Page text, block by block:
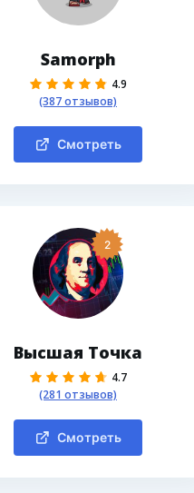
Samorph
4.9
(387 отзывов)
Смотреть
2
Высшая Точка
4.7
(281 отзывов)
Смотреть